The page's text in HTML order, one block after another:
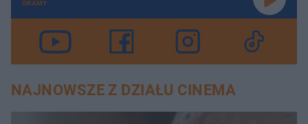
GRAMY
NAJNOWSZE Z DZIAŁU CINEMA